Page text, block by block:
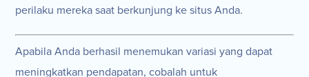
perilaku mereka saat berkunjung ke situs Anda.
Apabila Anda berhasil menemukan variasi yang dapat
meningkatkan pendapatan, cobalah untuk